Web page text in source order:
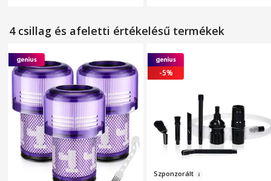
4 csillag és afeletti értékelésű termékek
-5%
Szponzorált